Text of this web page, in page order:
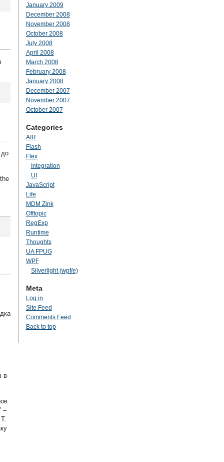
в
–
January 2009
December 2008
November 2008
October 2008
July 2008
April 2008
March 2008
February 2008
January 2008
December 2007
November 2007
October 2007
Categories
AIR
Flash
Flex
Integration
UI
JavaScript
Life
MDM Zink
Offtopic
RegExp
Runtime
Thoughts
UA FPUG
WPF
Silverlight (wpf/e)
Meta
Log in
Site Feed
Comments Feed
Back to top